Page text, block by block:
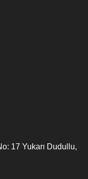
17 Yukarı Dudullu,